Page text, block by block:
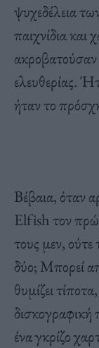
ψυχεδέλεια
παιχνίδια και
ελευθερίας.
ήταν το
Βέβαια, όταν
Elfish τον
τους μεν,
δύο; Μπορεί
θυμίζει
δισκογραφική
ένα γκρίζο